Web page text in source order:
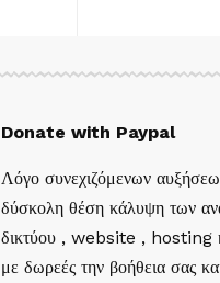
Donate with Paypal
Λόγο συνεχιζόμενων
δύσκολη θέση κάλυψη των
δικτύου , website , hosting
με δωρεές την βοήθεια σας